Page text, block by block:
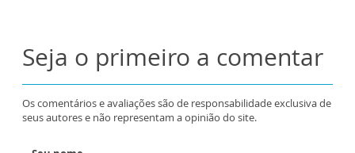
Seja o primeiro a comentar
Os comentários e avaliações são de responsabilidade exclusiva de
seus autores e não representam a opinião do site.